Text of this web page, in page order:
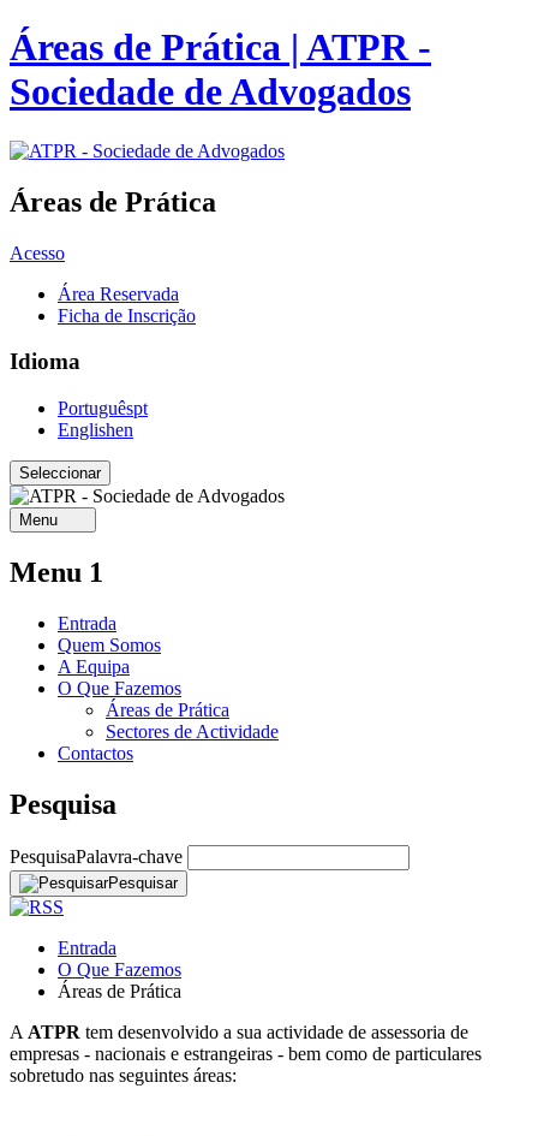
Áreas de Prática | ATPR -
Sociedade de Advogados
Áreas de Prática
Acesso
Área Reservada
Ficha de Inscrição
Idioma
Portuguêspt
Englishen
Menu
Menu 1
Entrada
Quem Somos
A Equipa
O Que Fazemos
Áreas de Prática
Sectores de Actividade
Contactos
Pesquisa
PesquisaPalavra-chave
Pesquisar
Entrada
O Que Fazemos
Áreas de Prática
A ATPR tem desenvolvido a sua actividade de assessoria de
empresas - nacionais e estrangeiras - bem como de particulares
sobretudo nas seguintes áreas: